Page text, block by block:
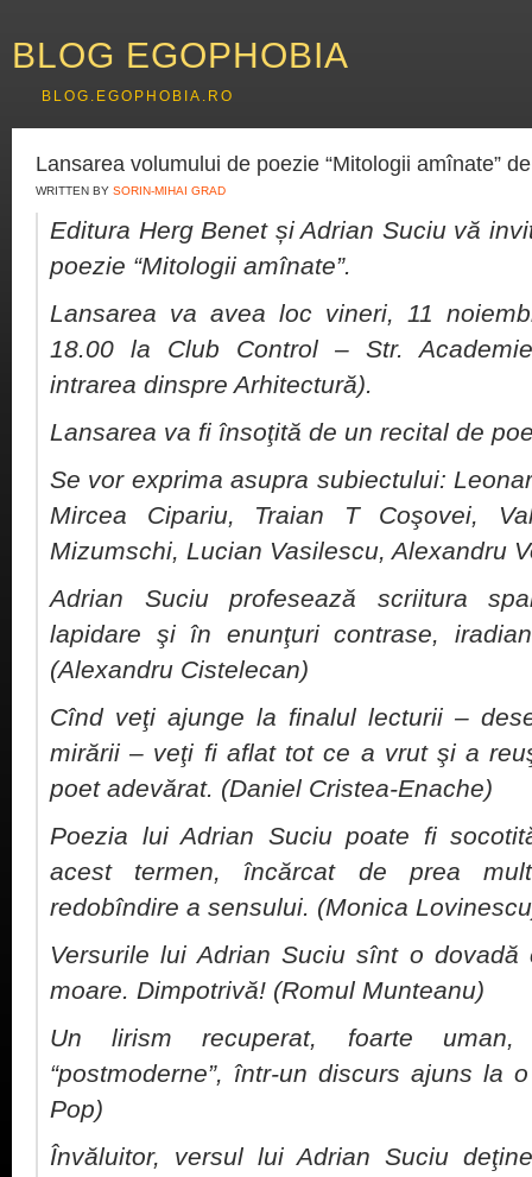
BLOG EGOPHOBIA
BLOG.EGOPHOBIA.RO
Lansarea volumului de poezie “Mitologii amînate”
WRITTEN BY SORIN-MIHAI GRAD
Editura Herg Benet și Adrian Suciu vă
poezie “Mitologii amînate”.
Lansarea va avea loc vineri, 11
18.00 la Club Control – Str.
intrarea dinspre Arhitectură).
Lansarea va fi însoţită de un recital de
Se vor exprima asupra subiectului:
Mircea Cipariu, Traian T Coşovei,
Mizumschi, Lucian Vasilescu, Alexandru
Adrian Suciu profesează scriitura
lapidare şi în enunţuri contrase,
(Alexandru Cistelecan)
Cînd veţi ajunge la finalul lecturii –
mirării – veţi fi aflat tot ce a vrut şi a
poet adevărat. (Daniel Cristea-Enache)
Poezia lui Adrian Suciu poate fi
acest termen, încărcat de prea
redobîndire a sensului. (Monica
Versurile lui Adrian Suciu sînt o
moare. Dimpotrivă! (Romul Munteanu)
Un lirism recuperat, foarte
“postmoderne”, într-un discurs ajuns la
Pop)
Învăluitor, versul lui Adrian Suciu